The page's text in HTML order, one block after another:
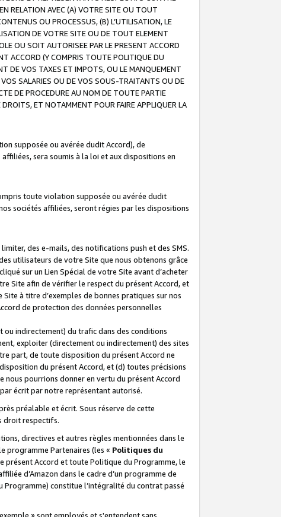
RELATION AVEC (A) VOTRE SITE OU TOUT
OU PROCESSUS, (B) L’UTILISATION, LE
DE VOTRE SITE OU DE TOUT ELEMENT
OU SOIT AUTORISEE PAR LE PRESENT ACCORD
ACCORD (Y COMPRIS TOUTE POLITIQUE DU
DE VOS TAXES ET IMPOTS, OU LE MANQUEMENT
VOS SALARIES OU DE VOS SOUS-TRAITANTS OU DE
DE PROCEDURE AU NOM DE TOUTE PARTIE
ET NOTAMMENT POUR FAIRE APPLIQUER LA
supposée ou avérée dudit Accord), de
sera soumis à la loi et aux dispositions en
toute violation supposée ou avérée dudit
sociétés affiliées, seront régies par les dispositions
des e-mails, des notifications push et des SMS.
utilisateurs de votre Site que nous obtenons grâce
sur un Lien Spécial de votre Site avant d’acheter
Site afin de vérifier le respect du présent Accord, et
à titre d’exemples de bonnes pratiques sur nos
de protection des données personnelles
ou indirectement) du trafic dans des conditions
exploiter (directement ou indirectement) des sites
part, de toute disposition du présent Accord ne
du présent Accord, et (d) toutes précisions
pourrions donner en vertu du présent Accord
écrit par notre représentant autorisé.
préalable et écrit. Sous réserve de cette
droit respectifs.
directives et autres règles mentionnées dans le
programme Partenaires (les « Politiques du
présent Accord et toute Politique du Programme, le
d’Amazon dans le cadre d’un programme de
constitue l’intégralité du contrat passé